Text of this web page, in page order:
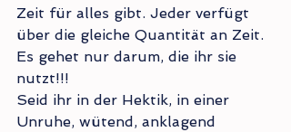
Zeit für alles gibt. Jeder verfügt
über die gleiche Quantität an Zeit.
Es gehet nur darum, die ihr sie
nutzt!!!
Seid ihr in der Hektik, in einer
Unruhe, wütend, anklagend